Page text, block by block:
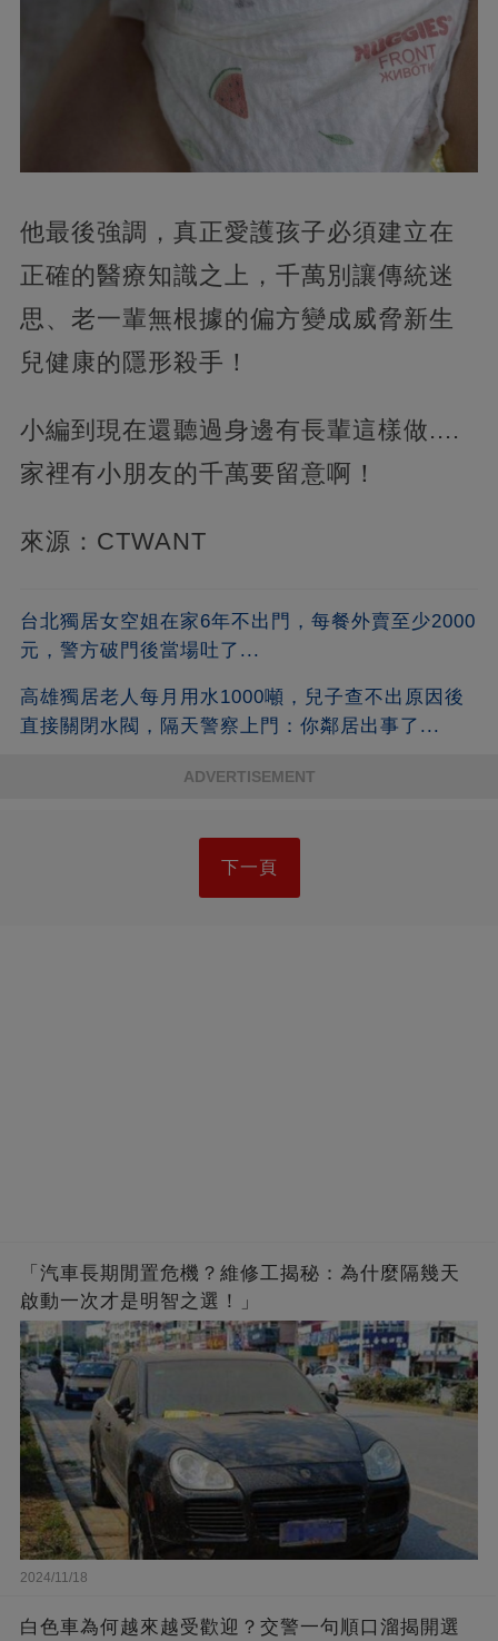
他最後強調，真正愛護孩子必須建立在
正確的醫療知識之上，千萬別讓傳統迷
思、老一輩無根據的偏方變成威脅新生
兒健康的隱形殺手！
小編到現在還聽過身邊有長輩這樣做....
家裡有小朋友的千萬要留意啊！
來源：CTWANT
台北獨居女空姐在家6年不出門，每餐外賣至少2000
元，警方破門後當場吐了...
高雄獨居老人每月用水1000噸，兒子查不出原因後
直接關閉水閥，隔天警察上門：你鄰居出事了...
ADVERTISEMENT
下一頁
「汽車長期閒置危機？維修工揭秘：為什麼隔幾天
啟動一次才是明智之選！」
2024/11/18
白色車為何越來越受歡迎？交警一句順口溜揭開選